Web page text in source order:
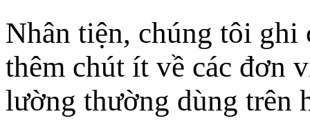
Nhân tiện, chúng tôi ghi
thêm chút ít về các đơn
lường thường dùng trên